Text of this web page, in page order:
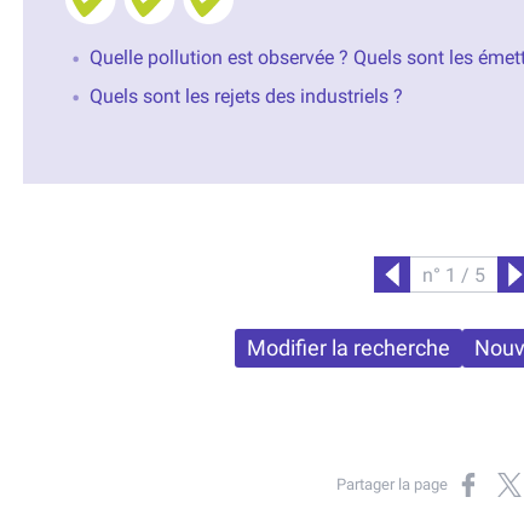
Quelle pollution est observée ? Quels sont les
Quels sont les rejets des industriels ?
Précédent
n° 1 / 5
Modifier la recherche
Partager la page Partager